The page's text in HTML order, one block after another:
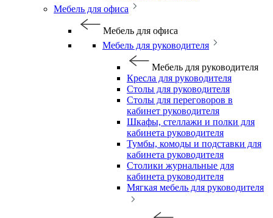
Мебель для офиса
Мебель для офиса
Мебель для руководителя
Мебель для руководителя
Кресла для руководителя
Столы для руководителя
Столы для переговоров в
кабинет руководителя
Шкафы, стеллажи и полки для
кабинета руководителя
Тумбы, комоды и подставки для
кабинета руководителя
Столики журнальные для
кабинета руководителя
Мягкая мебель для руководителя